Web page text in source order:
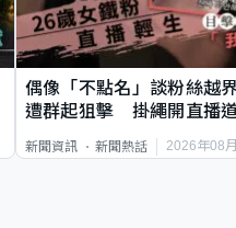
偶像「不點名」談粉絲越
遭群起狙擊 掛繩開直播
新聞資訊 新聞熱話 2026年08